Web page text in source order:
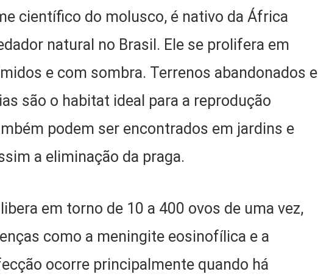
científico do molusco, é nativo da África
natural no Brasil. Ele se prolifera em
e com sombra. Terrenos abandonados e
são o habitat ideal para a reprodução
podem ser encontrados em jardins e
a eliminação da praga.
em torno de 10 a 400 ovos de uma vez,
como a meningite eosinofílica e a
ocorre principalmente quando há